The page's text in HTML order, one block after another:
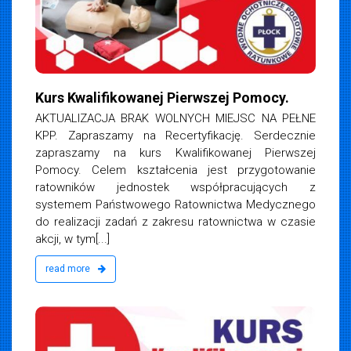
Kurs Kwalifikowanej Pierwszej Pomocy.
AKTUALIZACJA BRAK WOLNYCH MIEJSC NA PEŁNE
KPP. Zapraszamy na Recertyfikację. Serdecznie
zapraszamy na kurs Kwalifikowanej Pierwszej
Pomocy. Celem kształcenia jest przygotowanie
ratowników jednostek współpracujących z
systemem Państwowego Ratownictwa Medycznego
do realizacji zadań z zakresu ratownictwa w czasie
akcji, w tym[...]
read more